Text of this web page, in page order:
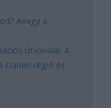
Avagy a
útvonalai: A
Darién-régió és